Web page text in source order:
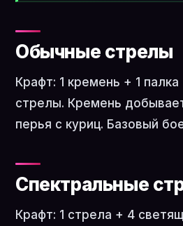
Обычные стрелы
Крафт: 1 кремень + 1
стрелы. Кремень
перья с куриц. Базовый
Спектральные
Крафт: 1 стрела + 4